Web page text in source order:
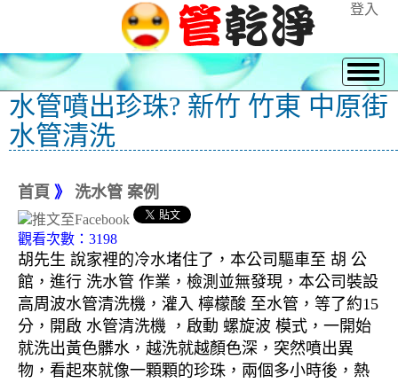
登入
水管噴出珍珠? 新竹 竹東 中原街
水管清洗
首頁 》 洗水管 案例
觀看次數：3198
胡先生 說家裡的冷水堵住了，本公司驅車至 胡 公
館，進行 洗水管 作業，檢測並無發現，本公司裝設
高周波水管清洗機，灌入 檸檬酸 至水管，等了約15
分，開啟 水管清洗機 ，啟動 螺旋波 模式，一開始
就洗出黃色髒水，越洗就越顏色深，突然噴出異
物，看起來就像一顆顆的珍珠，兩個多小時後，熱